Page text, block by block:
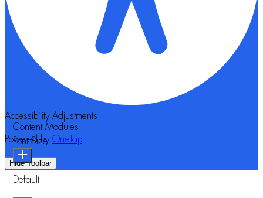
Accessibility Adjustments
Powered by OneTap
Hide Toolbar
Content Modules
Font Size
Default